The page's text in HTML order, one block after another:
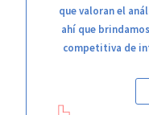
que valoran el
ahí que
competitiva de